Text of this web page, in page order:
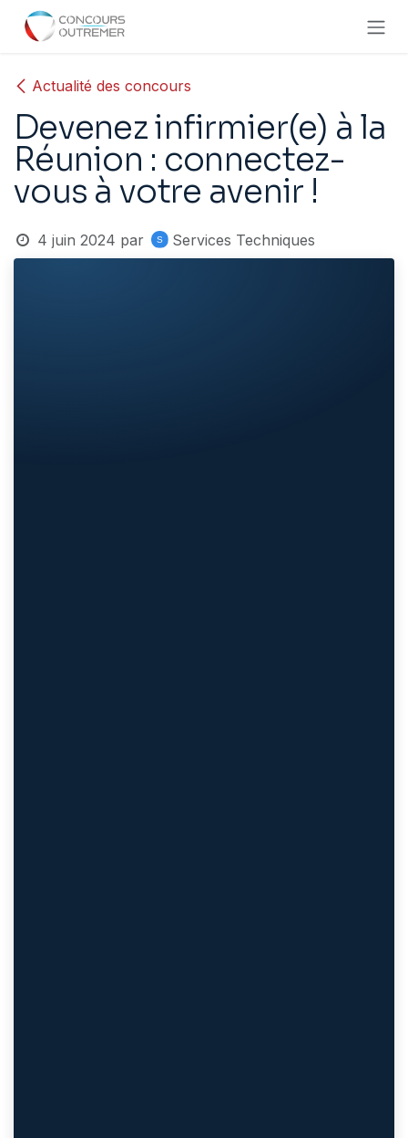
Se rendre au contenu
Actualité des concours
Devenez infirmier(e) à la
Réunion : connectez-
vous à votre avenir !
4 juin 2024 par Services Techniques